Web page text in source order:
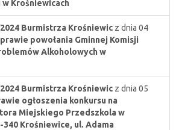
Krośniewicach
Burmistrza Krośniewic z dnia 04
powołania Gminnej Komisji
Alkoholowych w
Burmistrza Krośniewic z dnia 05
ogłoszenia konkursu na
Miejskiego Przedszkola w
340 Krośniewice, ul. Adama